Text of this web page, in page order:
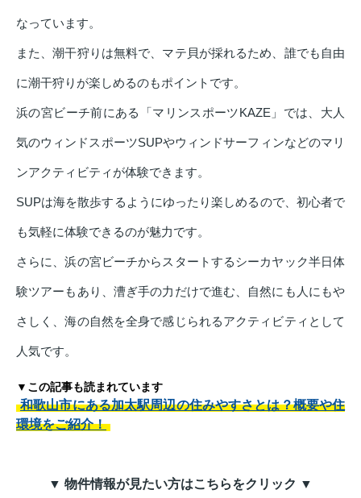
なっています。
また、潮干狩りは無料で、マテ貝が採れるため、誰でも自由
に潮干狩りが楽しめるのもポイントです。
浜の宮ビーチ前にある「マリンスポーツKAZE」では、大人
気のウィンドスポーツSUPやウィンドサーフィンなどのマリ
ンアクティビティが体験できます。
SUPは海を散歩するようにゆったり楽しめるので、初心者で
も気軽に体験できるのが魅力です。
さらに、浜の宮ビーチからスタートするシーカヤック半日体
験ツアーもあり、漕ぎ手の力だけで進む、自然にも人にもや
さしく、海の自然を全身で感じられるアクティビティとして
人気です。
▼この記事も読まれています
和歌山市にある加太駅周辺の住みやすさとは？概要や住
環境をご紹介！
▼ 物件情報が見たい方はこちらをクリック ▼